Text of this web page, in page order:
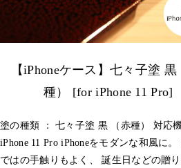
【iPhoneケース】七々子塗 黒
種） [for iPhone 11 Pro]
塗の種類 ： 七々子塗 黒 （赤種） 対応機
iPhone 11 Pro iPhoneをモダンな和風に。
ではの手触りもよく、 誕生日などの贈